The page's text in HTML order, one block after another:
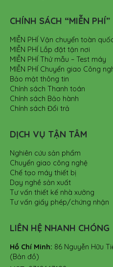
CHÍNH SÁCH “MIỄN PHÍ”
MIỄN PHÍ Vận chuyển toàn
MIỄN PHÍ Lắp đặt tận nơi
MIỄN PHÍ Thử mẫu – Test máy
MIỄN PHÍ Chuyển giao Công
Bảo mật thông tin
Chính sách Thanh toán
Chính sách Bảo hành
Chính sách Đổi trả
DỊCH VỤ TẬN TÂM
Nghiên cứu sản phẩm
Chuyển giao công nghệ
Chế tạo máy thiết bị
Dạy nghề sản xuất
Tư vấn thiết kế nhà xưởng
Tư vấn giấy phép/chứng nhận
LIÊN HỆ NHANH CHÓNG
Hồ Chí Minh: 86 Nguyễn Hữu
(Bản đồ)